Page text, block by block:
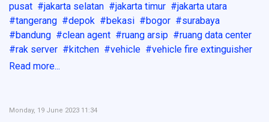
pusat
jakarta selatan jakarta timur
jakarta utara
tangerang
depok bekasi bogor
surabaya
bandung
clean agent ruang arsip
ruang data center
rak server
kitchen vehicle
vehicle fire extinguisher
Read more...
Monday, 19 June 2023 11:34